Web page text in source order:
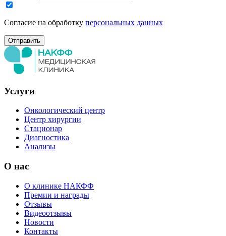
Согласие на обработку персональных данных
Услуги
Онкологический центр
Центр хирургии
Стационар
Диагностика
Анализы
О нас
О клинике НАКФФ
Премии и награды
Отзывы
Видеоотзывы
Новости
Контакты